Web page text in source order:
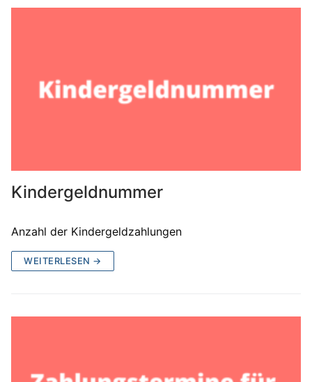
Kindergeldnummer
Anzahl der Kindergeldzahlungen
WEITERLESEN →